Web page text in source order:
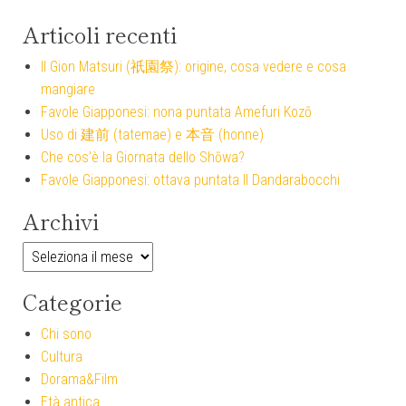
Articoli recenti
Il Gion Matsuri (祇園祭): origine, cosa vedere e cosa
mangiare
Favole Giapponesi: nona puntata Amefuri Kozō
Uso di 建前 (tatemae) e 本音 (honne)
Che cos’è la Giornata dello Shōwa?
Favole Giapponesi: ottava puntata Il Dandarabocchi
Archivi
Archivi
Categorie
Chi sono
Cultura
Dorama&Film
Età antica